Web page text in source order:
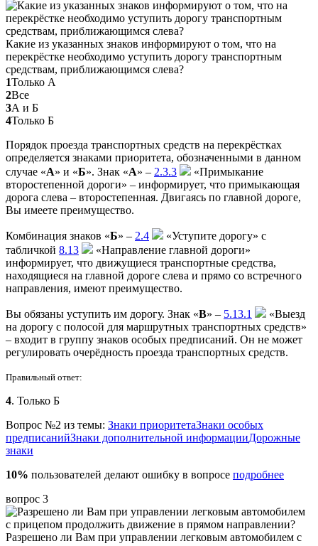
Какие из указанных знаков информируют о том, что на
перекрёстке необходимо уступить дорогу транспортным
средствам, приближающимся слева?
1Только А
2Все
3А и Б
4Только Б
Порядок проезда транспортных средств на перекрёстках
определяется знаками приоритета, обозначенными в данном
случае «А» и «Б». Знак «А» – 2.3.3
«Примыкание
второстепенной дороги» – информирует, что примыкающая
дорога слева – второстепенная. Двигаясь по главной дороге,
Вы имеете преимущество.
Комбинация знаков «Б» – 2.4
«Уступите дорогу» с
табличкой 8.13
«Направление главной дороги»
информирует, что движущиеся транспортные средства,
находящиеся на главной дороге слева и прямо со встречного
направления, имеют преимущество.
Вы обязаны уступить им дорогу. Знак «В» – 5.13.1
«Выезд
на дорогу с полосой для маршрутных транспортных средств»
– входит в группу знаков особых предписаний. Он не может
регулировать очерёдность проезда транспортных средств.
Правильный ответ:
4. Только Б
Вопрос №2 из темы: Знаки приоритетаЗнаки особых
предписанийЗнаки дополнительной информацииДорожные
знаки
10% пользователей делают ошибку в вопросе подробнее
вопрос 3
Разрешено ли Вам при управлении легковым автомобилем с